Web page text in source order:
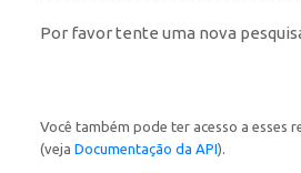
Por favor tente uma nova
Você também pode ter acesso a esses
(veja Documentação da API).